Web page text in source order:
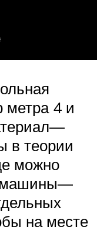
метра 4 и
в теории
можно
машины—
на месте